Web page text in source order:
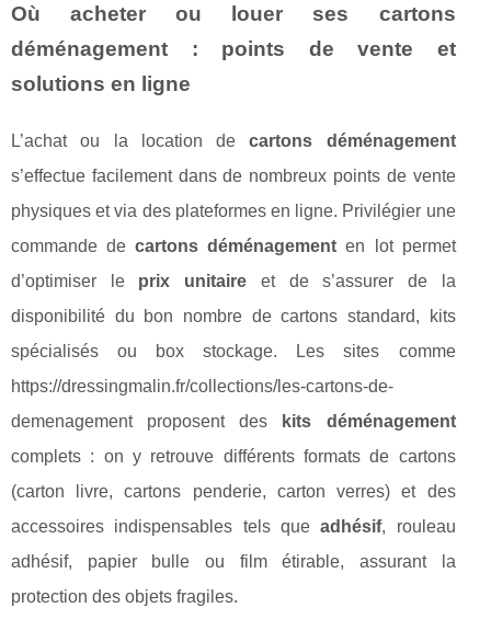
Où acheter ou louer ses cartons
déménagement : points de vente et
solutions en ligne
L’achat ou la location decartons déménagement
s’effectue facilement dans de nombreux points de vente
physiques et via des plateformes en ligne. Privilégier une
commande decartons déménagement en lot permet
d’optimiser le prix unitaire et de s’assurer de la
disponibilité du bon nombre de cartons standard, kits
spécialisés ou box stockage. Les sites comme
https://dressingmalin.fr/collections/les-cartons-de-
demenagement proposent des
kits déménagement
complets : on y retrouve différents formats de cartons
(carton livre, cartons penderie, carton verres) et des
accessoires indispensables tels queadhésif, rouleau
adhésif, papier bulle ou film étirable, assurant la
protection des objets fragiles.